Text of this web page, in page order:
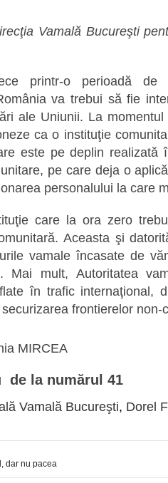
Vamală Bucureşti
printr-o perioadă de
va trebui să fie
ale Uniunii. La
ca o instituţie
este pe deplin realizată
pe care deja o
personalului la care
care la ora zero
Aceasta şi
vamale încasate de
Mai mult, Autoritatea
în trafic internaţional,
frontierelor non-
MIRCEA
de la numărul 41
Vamală Bucureşti, Dorel
dar nu pacea